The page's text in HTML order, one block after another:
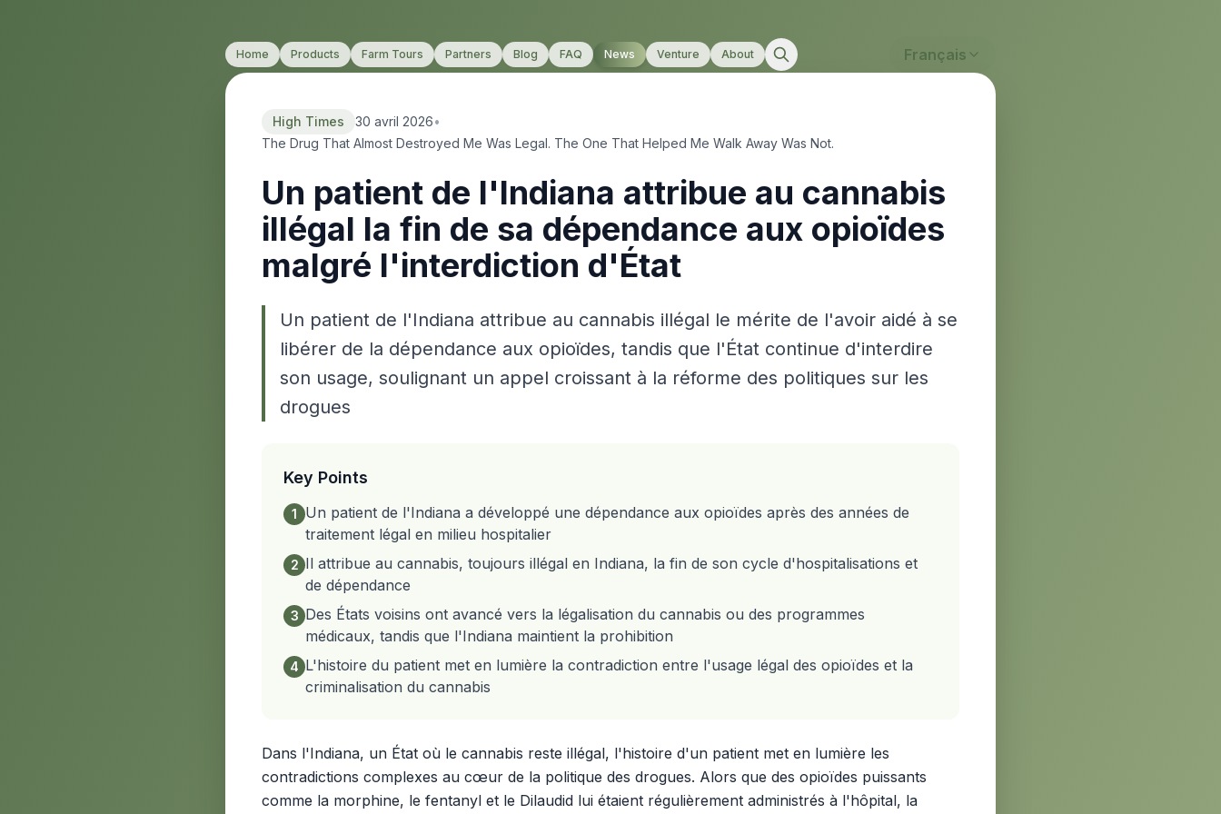
Home Products Farm Tours Partners Blog FAQ News Venture About Français
High Times 30 avril 2026•
The Drug That Almost Destroyed Me Was Legal. The One That Helped Me Walk Away Was Not.
Un patient de l'Indiana attribue au cannabis
illégal la fin de sa dépendance aux opioïdes
malgré l'interdiction d'État
Un patient de l'Indiana attribue au cannabis illégal le mérite de l'avoir aidé à se
libérer de la dépendance aux opioïdes, tandis que l'État continue d'interdire
son usage, soulignant un appel croissant à la réforme des politiques sur les
drogues
Key Points
1
Un patient de l'Indiana a développé une dépendance aux opioïdes après des années de
traitement légal en milieu hospitalier
2 Il attribue au cannabis, toujours illégal en Indiana, la fin de son cycle d'hospitalisations et
de dépendance
3 Des États voisins ont avancé vers la légalisation du cannabis ou des programmes
médicaux, tandis que l'Indiana maintient la prohibition
4 L'histoire du patient met en lumière la contradiction entre l'usage légal des opioïdes et la
criminalisation du cannabis
Dans l'Indiana, un État où le cannabis reste illégal, l'histoire d'un patient met en lumière les
contradictions complexes au cœur de la politique des drogues. Alors que des opioïdes puissants
comme la morphine, le fentanyl et le Dilaudid lui étaient régulièrement administrés à l'hôpital, la